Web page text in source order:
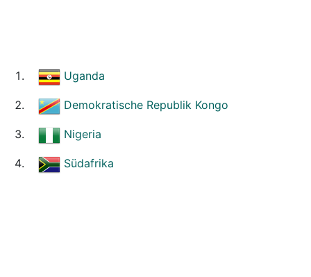
Uganda
Demokratische Republik Kongo
Nigeria
Südafrika